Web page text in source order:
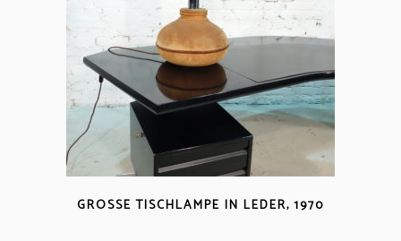
GROSSE TISCHLAMPE IN LEDER, 1970